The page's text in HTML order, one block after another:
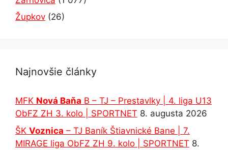
Župkov (26)
Najnovšie články
MFK Nová Baňa B – TJ – Prestavlky | 4. liga U13
ObFZ ZH 3. kolo | SPORTNET 8. augusta 2026
ŠK Voznica – TJ Baník Štiavnické Bane | 7.
MIRAGE liga ObFZ ZH 9. kolo | SPORTNET 8.